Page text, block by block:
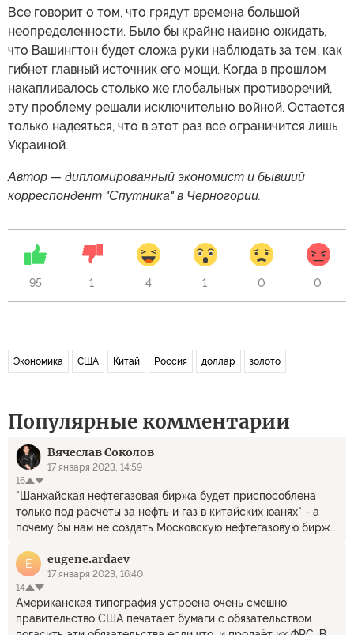
Все говорит о том, что грядут времена большой
неопределенности. Было бы крайне наивно ожидать,
что Вашингтон будет сложа руки наблюдать за тем, как
гибнет главный источник его мощи. Когда в прошлом
накапливалось столько же глобальных противоречий,
эту проблему решали исключительно войной. Остается
только надеяться, что в этот раз все ограничится лишь
Украиной.
Автор — дипломированный экономист и бывший
корреспондент "Спутника" в Черногории.
95 1 4 1 0 0
Экономика США Китай Россия доллар золото
Популярные комментарии
Вячеслав Соколов
17 января 2023, 14:59
16
"Шанхайская нефтегазовая биржа будет приспособлена
только под расчеты за нефть и газ в китайских юанях" - а
почему бы нам не создать Московскую нефтегазовую биржу,
только в рублях?
E eugene.ardaev
17 января 2023, 16:40
14
Американская типография устроена очень смешно:
правительство США печатает бумаги с обязательством